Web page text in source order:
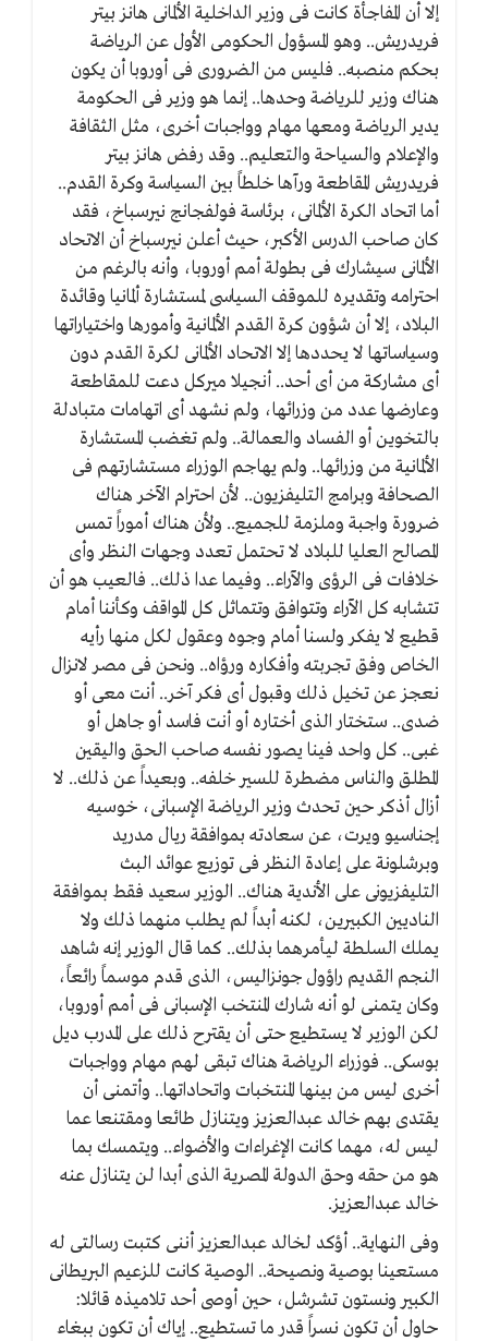
إلا أن المفاجأة كانت فى وزير الداخلية الألمانى هانز بيتر
فريدريش.. وهو المسؤول الحكومى الأول عن الرياضة
بحكم منصبه.. فليس من الضرورى فى أوروبا أن يكون
هناك وزير للرياضة وحدها.. إنما هو وزير فى الحكومة
يدير الرياضة ومعها مهام وواجبات أخرى، مثل الثقافة
والإعلام والسياحة والتعليم.. وقد رفض هانز بيتر
فريدريش المقاطعة ورآها خلطاً بين السياسة وكرة القدم..
أما اتحاد الكرة الألمانى، برئاسة فولفجانج نيرسباخ، فقد
كان صاحب الدرس الأكبر، حيث أعلن نيرسباخ أن الاتحاد
الألمانى سيشارك فى بطولة أمم أوروبا، وأنه بالرغم من
احترامه وتقديره للموقف السياسى لمستشارة ألمانيا وقائدة
البلاد، إلا أن شؤون كرة القدم الألمانية وأمورها واختياراتها
وسياساتها لا يحددها إلا الاتحاد الألمانى لكرة القدم دون
أى مشاركة من أى أحد.. أنجيلا ميركل دعت للمقاطعة
وعارضها عدد من وزرائها، ولم نشهد أى اتهامات متبادلة
بالتخوين أو الفساد والعمالة.. ولم تغضب المستشارة
الألمانية من وزرائها.. ولم يهاجم الوزراء مستشارتهم فى
الصحافة وبرامج التليفزيون.. لأن احترام الآخر هناك
ضرورة واجبة وملزمة للجميع.. ولأن هناك أموراً تمس
المصالح العليا للبلاد لا تحتمل تعدد وجهات النظر وأى
خلافات فى الرؤى والآراء.. وفيما عدا ذلك.. فالعيب هو أن
تتشابه كل الآراء وتتوافق وتتماثل كل المواقف وكأننا أمام
قطيع لا يفكر ولسنا أمام وجوه وعقول لكل منها رأيه
الخاص وفق تجربته وأفكاره ورؤاه.. ونحن فى مصر لانزال
نعجز عن تخيل ذلك وقبول أى فكر آخر.. أنت معى أو
ضدى.. ستختار الذى أختاره أو أنت فاسد أو جاهل أو
غبى.. كل واحد فينا يصور نفسه صاحب الحق واليقين
المطلق والناس مضطرة للسير خلفه.. وبعيداً عن ذلك.. لا
أزال أذكر حين تحدث وزير الرياضة الإسبانى، خوسيه
إجناسيو ويرت، عن سعادته بموافقة ريال مدريد
وبرشلونة على إعادة النظر فى توزيع عوائد البث
التليفزيونى على الأندية هناك.. الوزير سعيد فقط بموافقة
الناديين الكبيرين، لكنه أبداً لم يطلب منهما ذلك ولا
يملك السلطة ليأمرهما بذلك.. كما قال الوزير إنه شاهد
النجم القديم راؤول جونزاليس، الذى قدم موسماً رائعاً،
وكان يتمنى لو أنه شارك المنتخب الإسبانى فى أمم أوروبا،
لكن الوزير لا يستطيع حتى أن يقترح ذلك على المدرب ديل
بوسكى.. فوزراء الرياضة هناك تبقى لهم مهام وواجبات
أخرى ليس من بينها المنتخبات واتحاداتها.. وأتمنى أن
يقتدى بهم خالد عبدالعزيز ويتنازل طائعا ومقتنعا عما
ليس له، مهما كانت الإغراءات والأضواء.. ويتمسك بما
هو من حقه وحق الدولة المصرية الذى أبدا لن يتنازل عنه
خالد عبدالعزيز.
وفى النهاية.. أؤكد لخالد عبدالعزيز أننى كتبت رسالتى له
مستعينا بوصية ونصيحة.. الوصية كانت للزعيم البريطانى
الكبير ونستون تشرشل، حين أوصى أحد تلاميذه قائلا:
حاول أن تكون نسراً قدر ما تستطيع.. إياك أن تكون ببغاء